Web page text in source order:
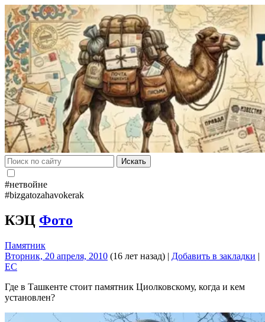
Искать
#нетвойне
#bizgatozahavokerak
КЭЦ Фото
Памятник
Вторник, 20 апреля, 2010 (16 лет назад) | Добавить в закладки |
EC
Где в Ташкенте стоит памятник Циолковскому, когда и кем
установлен?